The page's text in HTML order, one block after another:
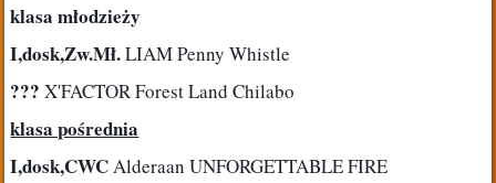
klasa młodzieży
I,dosk,Zw.Mł. LIAM Penny Whistle
??? X'FACTOR Forest Land Chilabo
klasa pośrednia
I,dosk,CWC Alderaan UNFORGETTABLE FIRE